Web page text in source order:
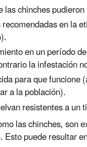
las chinches
en la
en un período
la infestación
para que
a la población).
resistentes a un
las chinches,
puede resultar